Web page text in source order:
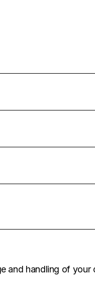
and handling of your